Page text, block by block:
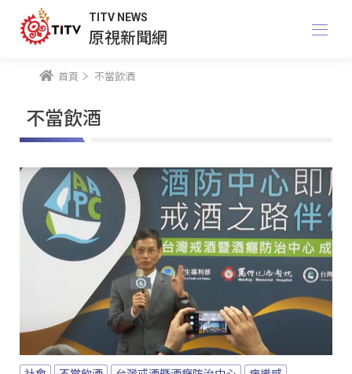
TITV NEWS
原視新聞網
首頁 不當飲酒
不當飲酒